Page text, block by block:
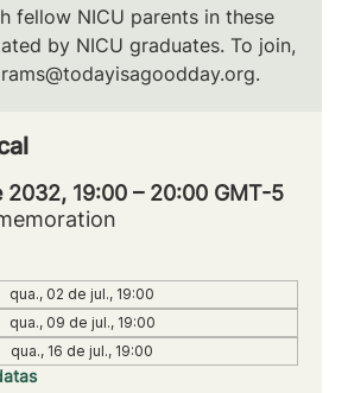
fellow NICU parents in these
by NICU graduates. To join,
2032, 19:00 – 20:00 GMT-5
qua., 02 de jul., 19:00
qua., 09 de jul., 19:00
qua., 16 de jul., 19:00